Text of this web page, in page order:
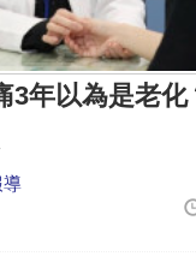
3年以為是老
導